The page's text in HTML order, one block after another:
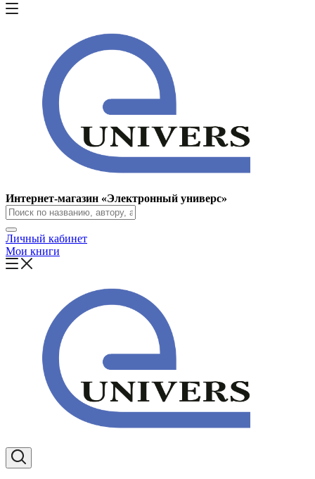
Интернет-магазин «Электронный универс»
Личный кабинет
Мои книги